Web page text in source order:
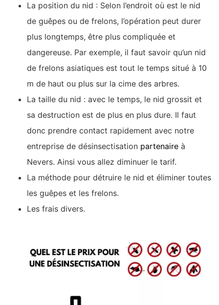
La position du nid : Selon l’endroit où est le nid
de guêpes ou de frelons, l’opération peut durer
plus longtemps, être plus compliquée et
dangereuse. Par exemple, il faut savoir qu’un nid
de frelons asiatiques est tout le temps situé à 10
m de haut ou plus sur la cime des arbres.
La taille du nid : avec le temps, le nid grossit et
sa destruction est de plus en plus dure. Il faut
donc prendre contact rapidement avec notre
entreprise de désinsectisation partenaire à
Nevers. Ainsi vous allez diminuer le tarif.
La méthode pour détruire le nid et éliminer toutes
les guêpes et les frelons.
Les frais divers.